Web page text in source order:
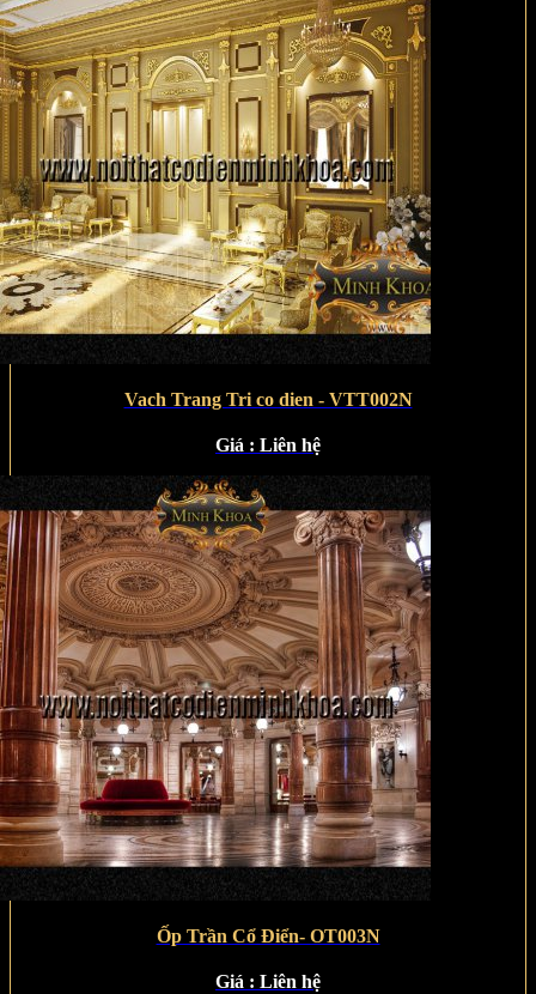
Vach Trang Tri co dien - VTT002N
Giá : Liên hệ
Ốp Trần Cổ Điển- OT003N
Giá : Liên hệ